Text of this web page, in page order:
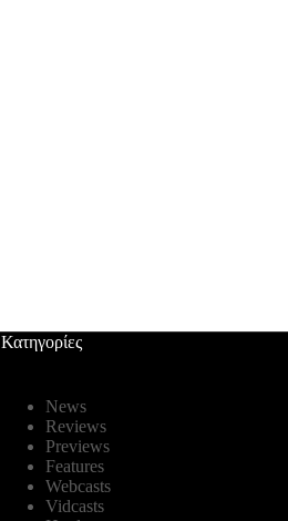
Κατηγορίες
News
Reviews
Previews
Features
Webcasts
Vidcasts